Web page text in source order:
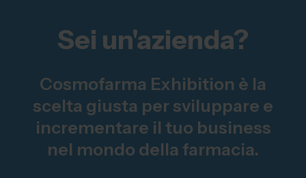
Sei un'azienda?
Cosmofarma Exhibition è la
scelta giusta per sviluppare e
incrementare il tuo business
nel mondo della farmacia.